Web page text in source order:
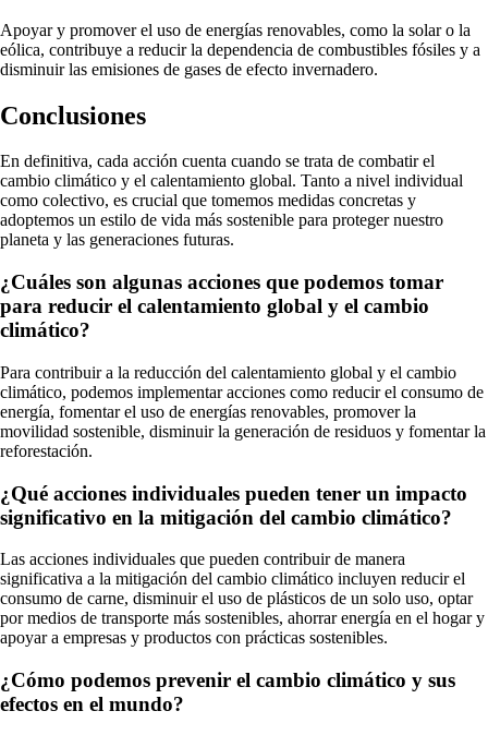
Apoyar y promover el uso de energías renovables, como la solar o la
eólica, contribuye a reducir la dependencia de combustibles fósiles y a
disminuir las emisiones de gases de efecto invernadero.
Conclusiones
En definitiva, cada acción cuenta cuando se trata de combatir el
cambio climático y el calentamiento global. Tanto a nivel individual
como colectivo, es crucial que tomemos medidas concretas y
adoptemos un estilo de vida más sostenible para proteger nuestro
planeta y las generaciones futuras.
¿Cuáles son algunas acciones que podemos tomar
para reducir el calentamiento global y el cambio
climático?
Para contribuir a la reducción del calentamiento global y el cambio
climático, podemos implementar acciones como reducir el consumo de
energía, fomentar el uso de energías renovables, promover la
movilidad sostenible, disminuir la generación de residuos y fomentar la
reforestación.
¿Qué acciones individuales pueden tener un impacto
significativo en la mitigación del cambio climático?
Las acciones individuales que pueden contribuir de manera
significativa a la mitigación del cambio climático incluyen reducir el
consumo de carne, disminuir el uso de plásticos de un solo uso, optar
por medios de transporte más sostenibles, ahorrar energía en el hogar y
apoyar a empresas y productos con prácticas sostenibles.
¿Cómo podemos prevenir el cambio climático y sus
efectos en el mundo?